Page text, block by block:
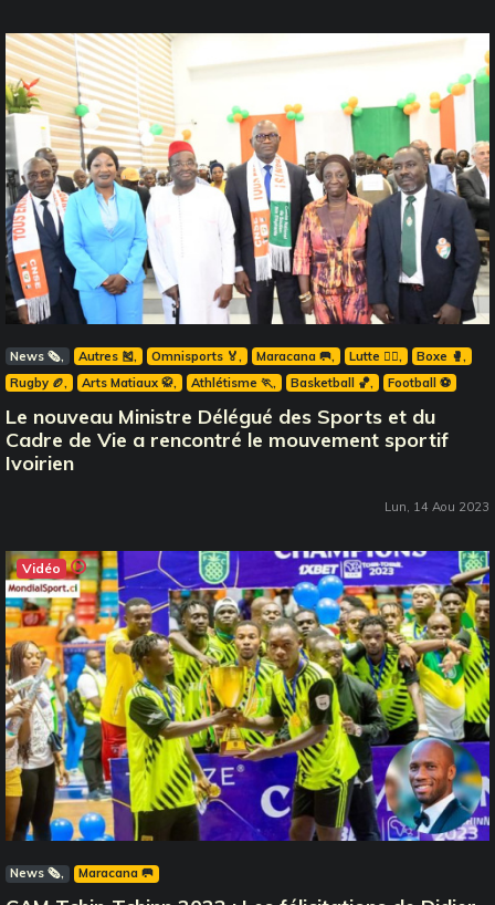
News 🗞️ Autres 🎽 Omnisports 🏅 Maracana 🥅 Lutte 🤼‍♂️
Boxe 🥊
Rugby 🏉
Arts Matiaux 🥋 Athlétisme 🏃 Basketball 🏀 Football ⚽️
Le nouveau Ministre Délégué des Sports et du
Cadre de Vie a rencontré le mouvement sportif
Ivoirien
Lun, 14 Aou 2023
Vidéo
News 🗞️ Maracana 🥅